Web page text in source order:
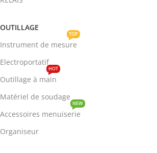
OUTILLAGE
Instrument de mesure
TOP
Electroportatif
Outillage à main
HOT
Matériel de soudage
Accessoires menuiserie
NEW
Organiseur